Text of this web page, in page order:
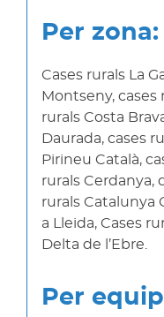
Per zona:
Cases rurals La
Montseny, cases
rurals Costa
Daurada, cases
Pirineu Català,
rurals Cerdanya,
rurals Catalunya
a Lleida, Cases
Delta de l’Ebre.
Per